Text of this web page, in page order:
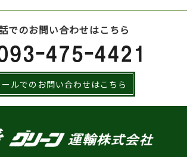
でのお問い合わせはこちら
ールでのお問い合わせはこちら